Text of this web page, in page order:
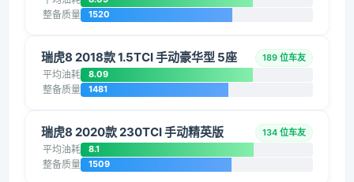
整备质量 1520
瑞虎8 2018款 1.5TCI 手动豪华型 5座 189 位车友
平均油耗 8.09
整备质量 1481
瑞虎8 2020款 230TCI 手动精英版 134 位车友
平均油耗 8.1
整备质量 1509